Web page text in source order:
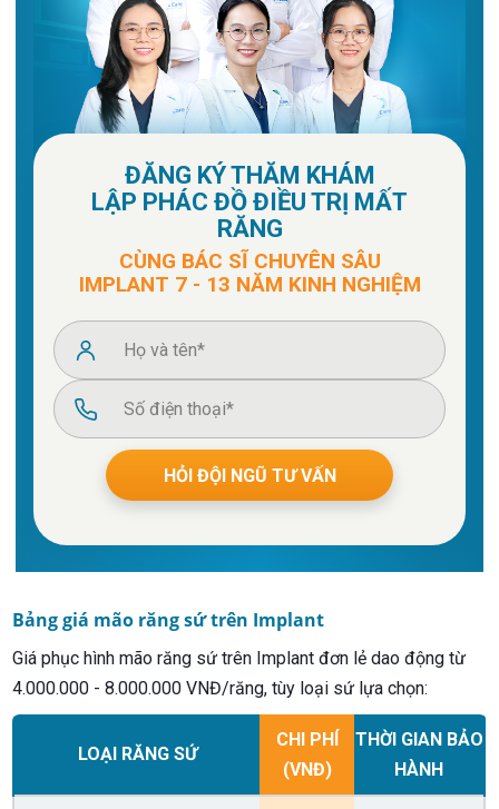
ĐĂNG KÝ THĂM KHÁM
LẬP PHÁC ĐỒ ĐIỀU TRỊ MẤT
RĂNG
CÙNG BÁC SĨ CHUYÊN SÂU
IMPLANT 7 - 13 NĂM KINH NGHIỆM
Bảng giá mão răng sứ trên Implant
Giá phục hình mão răng sứ trên Implant đơn lẻ dao động từ
4.000.000 - 8.000.000 VNĐ/răng, tùy loại sứ lựa chọn:
LOẠI RĂNG SỨ
CHI PHÍ
(VNĐ)
THỜI GIAN BẢO
HÀNH